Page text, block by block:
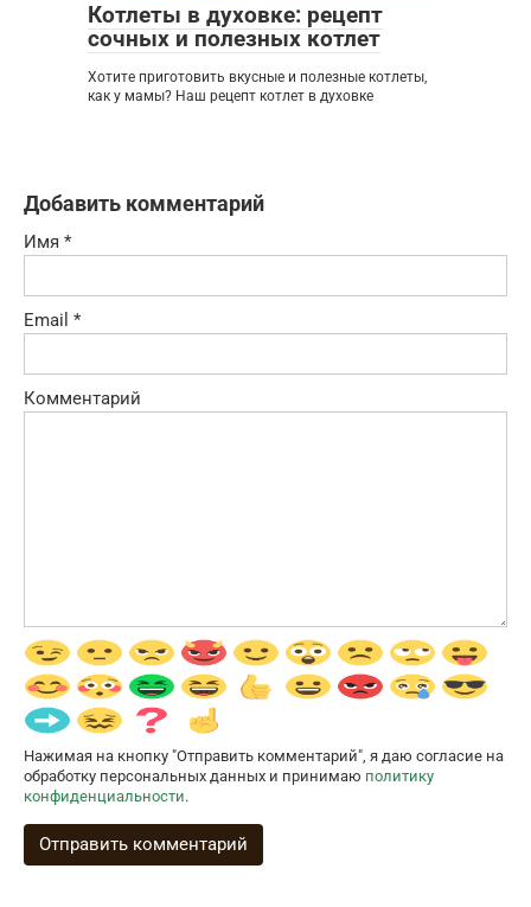
Котлеты в духовке: рецепт
сочных и полезных котлет
Хотите приготовить вкусные и полезные котлеты,
как у мамы? Наш рецепт котлет в духовке
Добавить комментарий
Имя *
Email *
Комментарий
Нажимая на кнопку "Отправить комментарий", я даю согласие на
обработку персональных данных и принимаю политику
конфиденциальности.